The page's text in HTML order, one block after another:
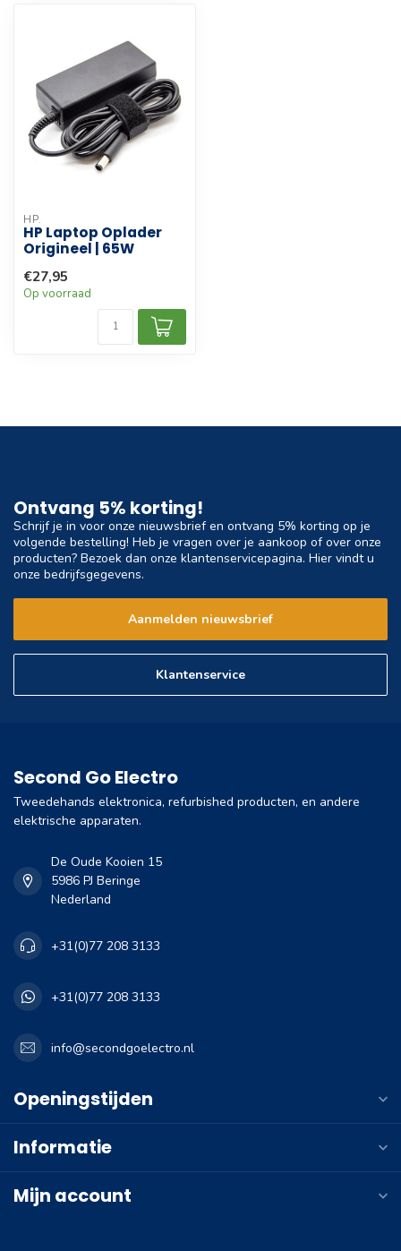
HP.
HP Laptop Oplader
Origineel | 65W
€27,95
Op voorraad
Ontvang 5% korting!
Schrijf je in voor onze nieuwsbrief en ontvang 5% korting op je
volgende bestelling! Heb je vragen over je aankoop of over onze
producten? Bezoek dan onze klantenservicepagina. Hier vindt u
onze bedrijfsgegevens.
Aanmelden nieuwsbrief
Klantenservice
Second Go Electro
Tweedehands elektronica, refurbished producten, en andere
elektrische apparaten.
De Oude Kooien 15
5986 PJ Beringe
Nederland
+31(0)77 208 3133
+31(0)77 208 3133
info@secondgoelectro.nl
Openingstijden
Informatie
Mijn account